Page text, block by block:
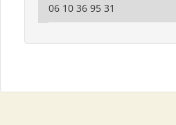
06 10 36 95 31